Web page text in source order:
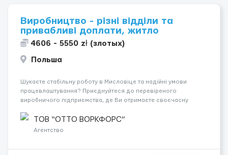
Виробництво - різні відділи та
привабливі доплати, житло
4606 - 5550 zł (злотых)
Польша
Шукаєте стабільну роботу в Мисловіце та надійні умови
працевлаштування? Приєднуйтеся до перевіреного
виробничого підприємства, де Ви отримаєте своєчасну
підібрати посаду відповідно до Ваших навичок
Локація: Мисловіце Форма пр...
ТОВ “ОТТО ВОРКФОРС”
Агентство